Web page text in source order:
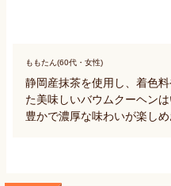
ももたん(60代・女性)
静岡産抹茶を使用し、着色
た美味しいバウムクーヘン
豊かで濃厚な味わいが楽しめ